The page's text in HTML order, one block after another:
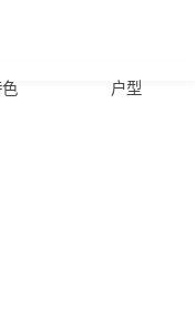
户型